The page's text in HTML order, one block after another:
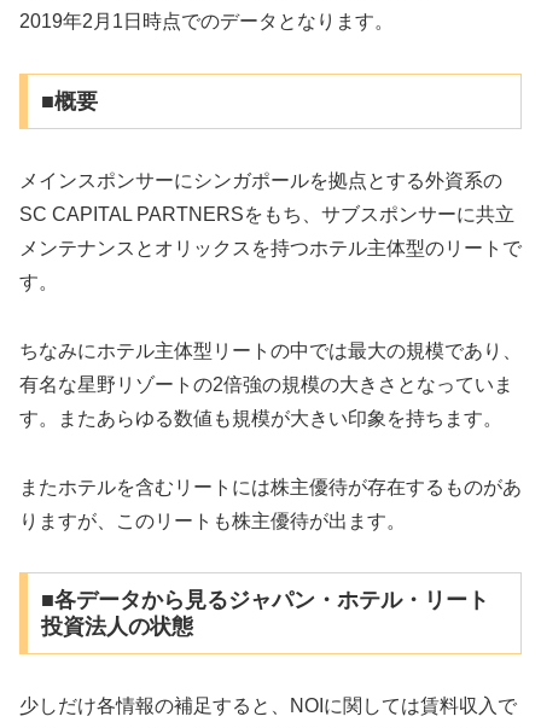
2019年2月1日時点でのデータとなります。
■概要
メインスポンサーにシンガポールを拠点とする外資系の
SC CAPITAL PARTNERSをもち、サブスポンサーに共立
メンテナンスとオリックスを持つホテル主体型のリートで
す。
ちなみにホテル主体型リートの中では最大の規模であり、
有名な星野リゾートの2倍強の規模の大きさとなっていま
す。またあらゆる数値も規模が大きい印象を持ちます。
またホテルを含むリートには株主優待が存在するものがあ
りますが、このリートも株主優待が出ます。
■各データから見るジャパン・ホテル・リート
投資法人の状態
少しだけ各情報の補足すると、NOIに関しては賃料収入で